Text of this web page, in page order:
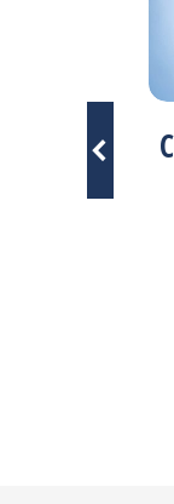
i tuoi